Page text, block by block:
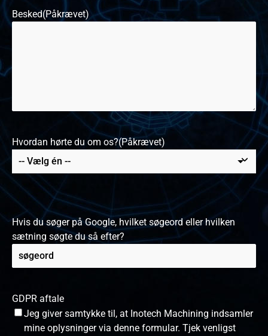
Besked(Påkrævet)
Hvordan hørte du om os?(Påkrævet)
Hvis du søger på Google, hvilket søgeord eller hvilken
sætning søgte du så efter?
GDPR aftale
Jeg giver samtykke til, at Inotech Machining indsamler
mine oplysninger via denne formular. Tjek venligst